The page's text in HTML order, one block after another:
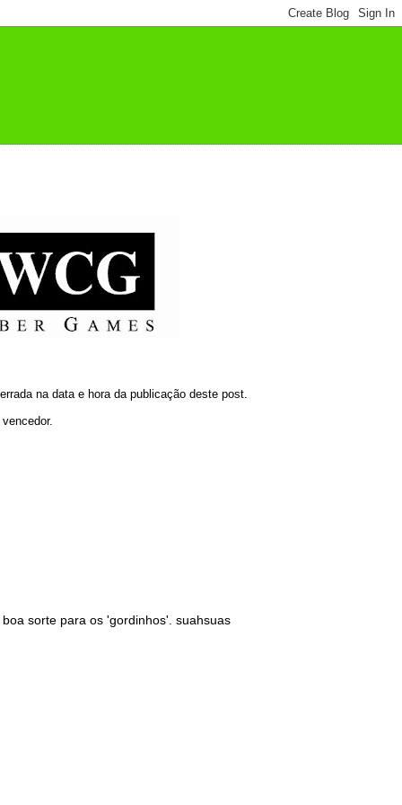
na data e hora da publicação deste post.
sorte para os 'gordinhos'. suahsuas